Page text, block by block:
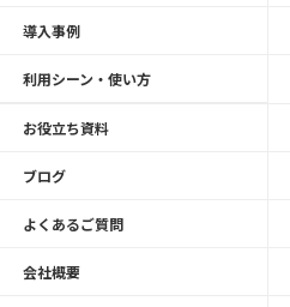
導入事例
利用シーン・使い方
お役立ち資料
ブログ
よくあるご質問
会社概要